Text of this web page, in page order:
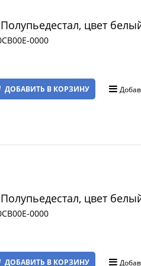
Полупьедестал, цвет
0000
ДОБАВИТЬ В КОРЗИНУ
Полупьедестал, цвет
0000
ДОБАВИТЬ В КОРЗИНУ